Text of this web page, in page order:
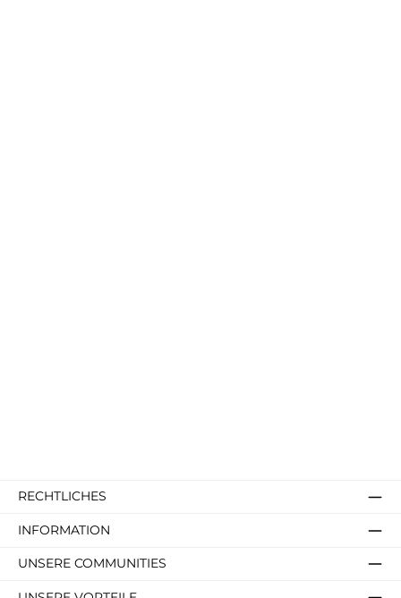
RECHTLICHES
INFORMATION
UNSERE COMMUNITIES